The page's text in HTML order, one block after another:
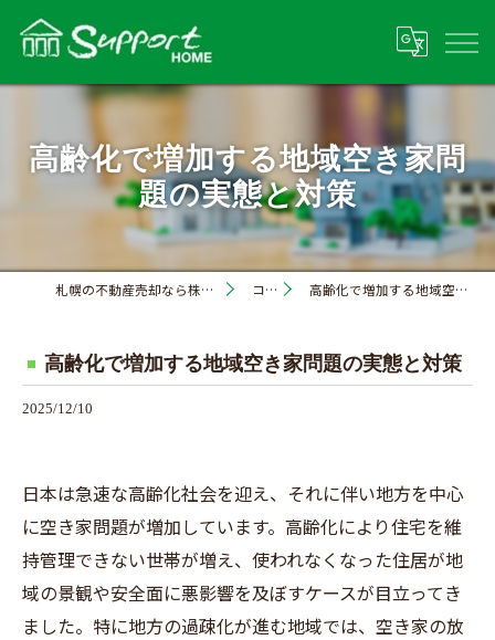
高齢化で増加する地域空き家問
題の実態と対策
札幌の不動産売却なら株式会社サポートホーム コラム 高齢化で増加する地域空き家問題の実態と対策
高齢化で増加する地域空き家問題の実態と対策
2025/12/10
日本は急速な高齢化社会を迎え、それに伴い地方を中心
に空き家問題が増加しています。高齢化により住宅を維
持管理できない世帯が増え、使われなくなった住居が地
域の景観や安全面に悪影響を及ぼすケースが目立ってき
ました。特に地方の過疎化が進む地域では、空き家の放